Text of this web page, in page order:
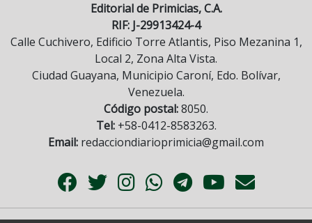
Editorial de Primicias, C.A.
RIF: J-29913424-4
Calle Cuchivero, Edificio Torre Atlantis, Piso Mezanina 1,
Local 2, Zona Alta Vista.
Ciudad Guayana, Municipio Caroní, Edo. Bolívar,
Venezuela.
Código postal:8050.
Tel:+58-0412-8583263.
Email: redacciondiarioprimicia@gmail.com